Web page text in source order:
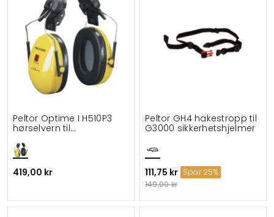
Peltor Optime I H510P3
hørselvern til
419,00 kr
Peltor GH4 hakestropp til
G3000 sikkerhetshjelmer
111,75 kr Spar 25%
149,00 kr